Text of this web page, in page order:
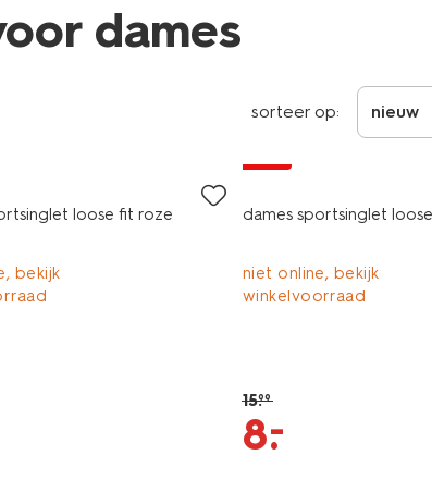
dames
sorteer op: nieuw
loose fit roze
bekijk
dames sportsinglet
niet online, bekijk
winkelvoorraad
15.99
8.
–